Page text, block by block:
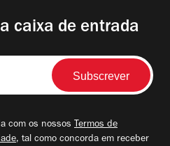
caixa de entrada
com os nossos Termos de
, tal como concorda em receber